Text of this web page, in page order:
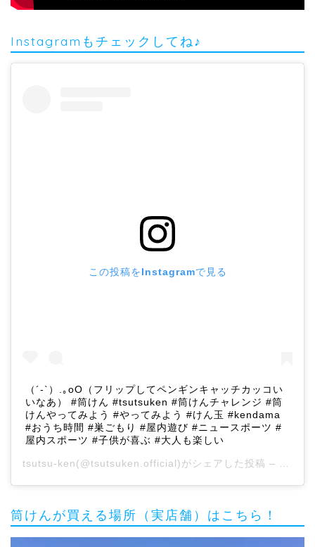
Instagramもチェックしてね♪
この投稿をInstagramで見る
（´-`）.｡oO（フリップしてペンギンキャッチカッコい
いなあ） #筒けん #tsutsuken #筒けんチャレンジ #筒
けんやってみよう #やってみよう #けん玉 #kendama
#おうち時間 #巣ごもり #屋内遊び #ニュースポーツ #
屋内スポーツ #子供が喜ぶ #大人も楽しい
tsutsu-ken(@tsutsuken.official)がシェアした投稿 –
筒けんが買える場所（実店舗）はこちら！